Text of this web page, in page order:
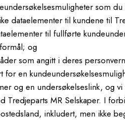
som
dataelementer til kundene til
til fullførte
og
som angitt i deres
for en
og en undersøkelseslink, og
Tredjeparts MR Selskaper. I
inkludert, men ikke